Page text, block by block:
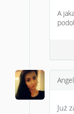
A
Już